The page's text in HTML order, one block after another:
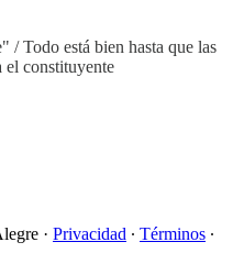
/ Todo está bien hasta que las
el constituyente
· Privacidad ∙ Términos ∙